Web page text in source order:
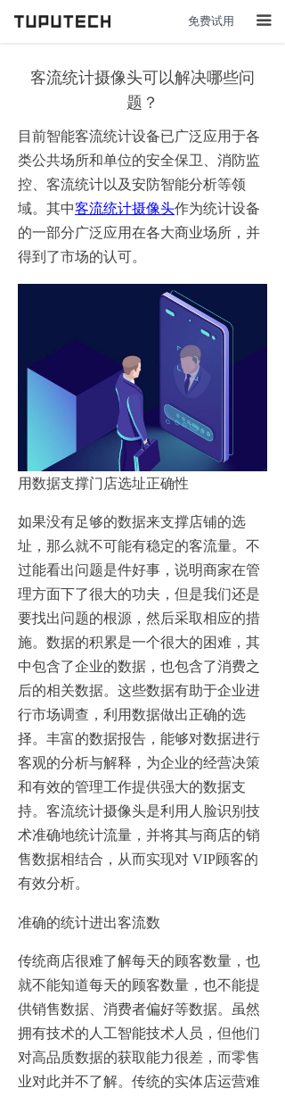
끀
免费试用
客流统计摄像头可以解决哪些问
题？
目前智能客流统计设备已广泛应用于各
类公共场所和单位的安全保卫、消防监
控、客流统计以及安防智能分析等领
域。其中客流统计摄像头‍作为统计设备
的一部分广泛应用在各大商业场所，并
得到了市场的认可。
用数据支撑门店选址正确性
如果没有足够的数据来支撑店铺的选
址，那么就不可能有稳定的客流量。不
过能看出问题是件好事，说明商家在管
理方面下了很大的功夫，但是我们还是
要找出问题的根源，然后采取相应的措
施。数据的积累是一个很大的困难，其
中包含了企业的数据，也包含了消费之
后的相关数据。这些数据有助于企业进
行市场调查，利用数据做出正确的选
择。丰富的数据报告，能够对数据进行
客观的分析与解释，为企业的经营决策
和有效的管理工作提供强大的数据支
持。客流统计摄像头是利用人脸识别技
术准确地统计流量，并将其与商店的销
售数据相结合，从而实现对 VIP顾客的
有效分析。
准确的统计进出客流数
传统商店很难了解每天的顾客数量，也
就不能知道每天的顾客数量，也不能提
供销售数据、消费者偏好等数据。虽然
拥有技术的人工智能技术人员，但他们
对高品质数据的获取能力很差，而零售
业对此并不了解。传统的实体店运营难